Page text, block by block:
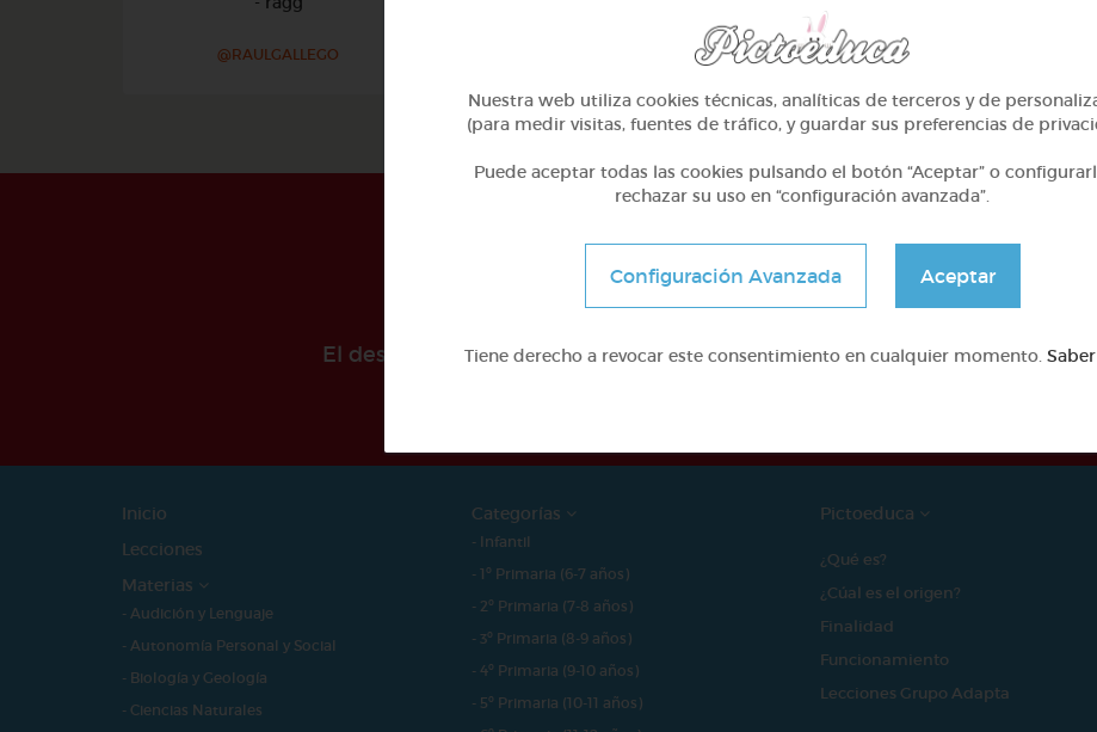
@RAULGALLEGO
El desarollo de este proyecto ha sido posible gracias al mecenazgo de
Inicio
Lecciones
Materias
- Audición y Lenguaje
- Autonomía Personal y Social
- Biología y Geología
- Ciencias Naturales
Categorías
- Infantil
- 1º Primaria (6-7 años)
- 2º Primaria (7-8 años)
- 3º Primaria (8-9 años)
- 4º Primaria (9-10 años)
- 5º Primaria (10-11 años)
Pictoeduca
¿Qué es?
¿Cúal es el origen?
Finalidad
Funcionamiento
Lecciones Grupo Adapta
Nuestra web utiliza cookies técnicas, analíticas de terceros y de
(para medir visitas, fuentes de tráfico, y guardar sus preferencias de
Puede aceptar todas las cookies pulsando el botón “Aceptar” o
rechazar su uso en “configuración avanzada”.
Configuración Avanzada Aceptar
Tiene derecho a revocar este consentimiento en cualquier momento.